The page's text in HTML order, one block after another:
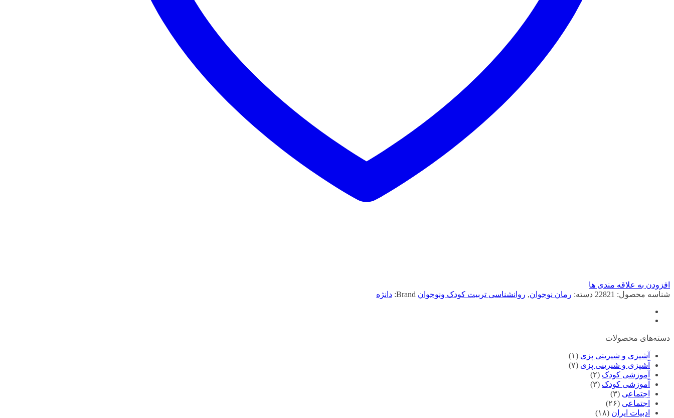
افزودن به علاقه مندی ها
شناسه محصول: 22821 دسته: رمان نوجوان, روانشناسی تربیت کودک ونوجوان Brand: دانژه
دسته‌های محصولات
آشپزی و شیرینی پزی (۱)
آشپزی و شیرینی پزی (۷)
آموزشی کودک (۲)
آموزشی کودک (۳)
اجتماعی (۳)
اجتماعی (۲۶)
ادبیات ایران (۱۸)